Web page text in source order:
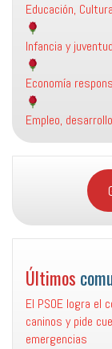
Educación,
Infancia y juventud
Economía
Empleo,
Últimos
El PSOE logra el
caninos y pide
emergencias